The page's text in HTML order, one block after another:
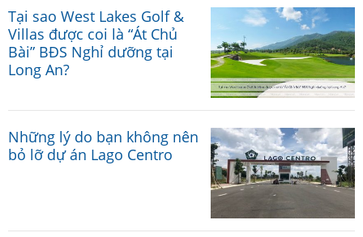
Tại sao West Lakes Golf &
Villas được coi là “Át Chủ
Bài” BĐS Nghỉ dưỡng tại
Long An?
Những lý do bạn không nên
bỏ lỡ dự án Lago Centro